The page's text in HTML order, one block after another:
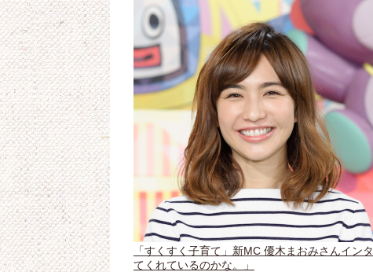
「すくすく子育て」新MC 優木まおみさんイ
てくれているのかな。」